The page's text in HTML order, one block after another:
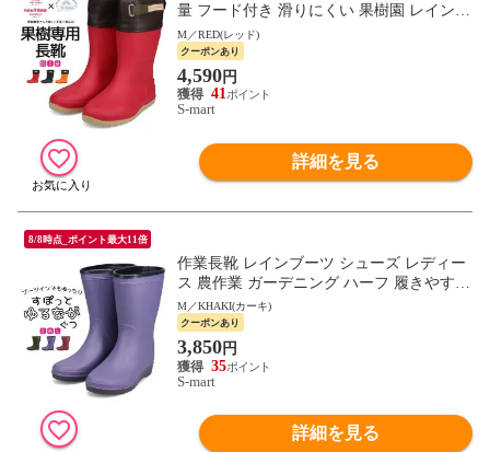
量 フード付き 滑りにくい 果樹園 レイン
ブーツ レッド オレンジ グリーン かじゅな
が FU5014
M／RED(レッド)
クーポンあり
4,590円
41
S-mart
詳細を見る
8/8時点_ポイント最大11倍
作業長靴 レインブーツ シューズ レディー
ス 農作業 ガーデニング ハーフ 履きやすい
防水 軽い 軽量 無地 すぽっとゆるながぐつ
赤 LB8430
M／KHAKI(カーキ)
クーポンあり
3,850円
35
S-mart
詳細を見る